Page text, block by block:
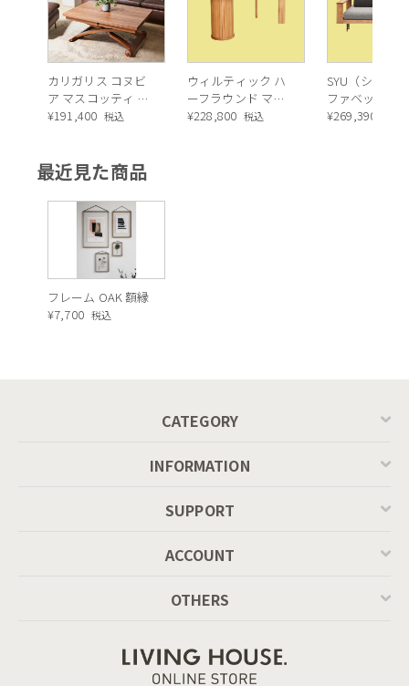
カリガリス コヌビ
ア マスコッティ 伸
長・昇降式テーブ
MASCOTTE[CB490]
P201
¥191,400 税込
ウィルティック ハ
ーフラウンド マテ
ィエラ塗装 ダイニ
¥228,800 税込
SYU（シュウ
ファベッド（
ュラル）
¥269,390
最近見た商品
フレーム OAK 額縁
¥7,700 税込
CATEGORY
INFORMATION
SUPPORT
ACCOUNT
OTHERS